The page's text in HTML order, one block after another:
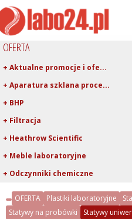
OFERTA
+ Aktualne promocje i ofe...
+ Aparatura szklana proce...
+ BHP
+ Filtracja
+ Heathrow Scientific
+ Meble laboratoryjne
+ Odczynniki chemiczne
+ Pipetowanie i dawkowani...
- Plastiki laboratoryjne
OFERTA Plastiki laboratoryjne
Statywy na probówki
Statywy